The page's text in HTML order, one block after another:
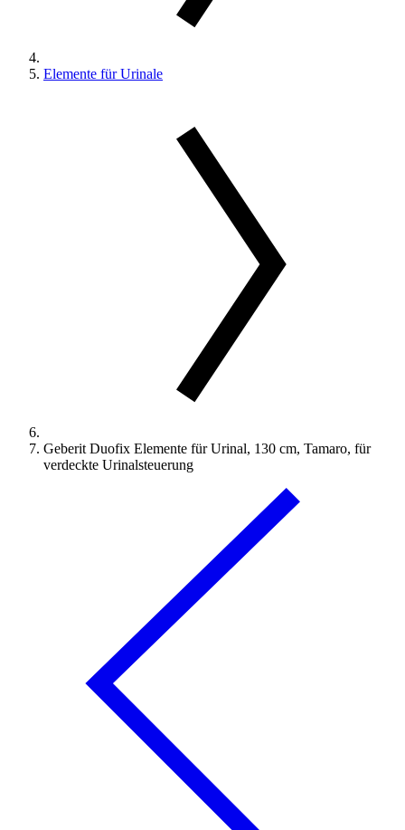
Elemente für Urinale
Geberit Duofix Elemente für Urinal, 130 cm, Tamaro, für
verdeckte Urinalsteuerung